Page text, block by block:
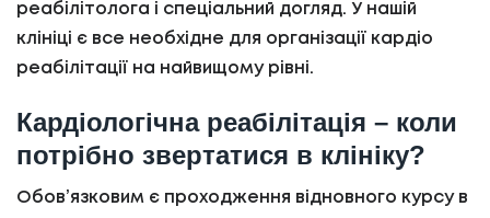
реабілітолога і спеціальний догляд. У нашій
клініці є все необхідне для організації кардіо
реабілітації на найвищому рівні.
Кардіологічна реабілітація – коли
потрібно звертатися в клініку?
Обов’язковим є проходження відновного курсу в